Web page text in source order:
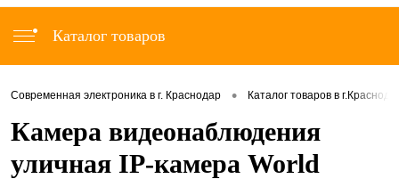
Каталог товаров
Современная электроника в г. Краснодар • Каталог товаров в
Камера видеонаблюдения
уличная IP-камера World